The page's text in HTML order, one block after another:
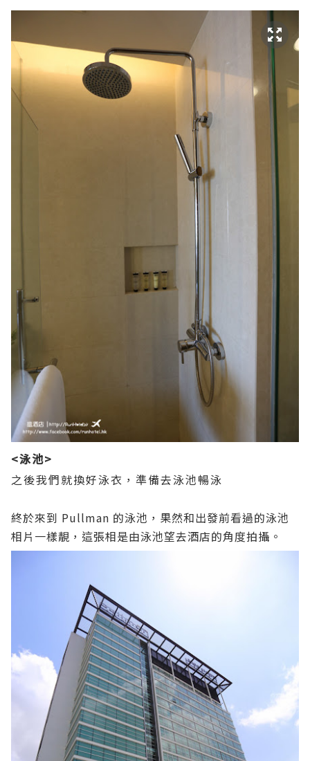
<泳池>
之後我們就換好泳衣，準備去泳池暢泳
終於來到 Pullman 的泳池，果然和出發前看過的泳池
相片一樣靚，這張相是由泳池望去酒店的角度拍攝。